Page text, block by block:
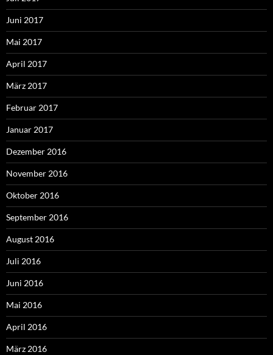
Juni 2017
Mai 2017
April 2017
März 2017
Februar 2017
Januar 2017
Dezember 2016
November 2016
Oktober 2016
September 2016
August 2016
Juli 2016
Juni 2016
Mai 2016
April 2016
März 2016